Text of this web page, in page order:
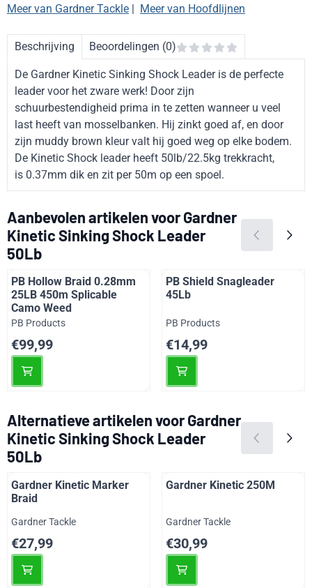
Meer van Gardner Tackle | Meer van Hoofdlijnen
Beschrijving Beoordelingen (0)
De Gardner Kinetic Sinking Shock Leader is de perfecte
leader voor het zware werk! Door zijn
schuurbestendigheid prima in te zetten wanneer u veel
last heeft van mosselbanken. Hij zinkt goed af, en door
zijn muddy brown kleur valt hij goed weg op elke bodem.
De Kinetic Shock leader heeft 50lb/22.5kg trekkracht,
is 0.37mm dik en zit per 50m op een spoel.
Aanbevolen artikelen voorGardner
Kinetic Sinking Shock Leader
50Lb
PB Hollow Braid 0.28mm
25LB 450m Splicable
Camo Weed
Merk:
PB Products
Prijs: 99,99
€99,99
PB Shield Snagleader
45Lb
Merk:
PB Products
Prijs: 14,99
€14,99
Alternatieve artikelen voorGardner
Kinetic Sinking Shock Leader
50Lb
Gardner Kinetic Marker
Braid
Merk:
Gardner Tackle
Prijs: 27,99
€27,99
Gardner Kinetic 250M
Merk:
Gardner Tackle
Prijs: 30,99
€30,99